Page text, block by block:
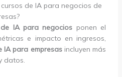
de IA para negocios de
IA para negocios ponen el
e impacto en ingresos,
IA para empresasincluyen más
datos.